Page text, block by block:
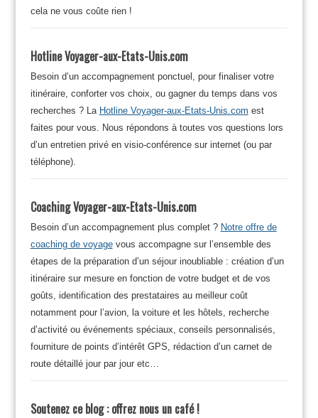
cela ne vous coûte rien !
Hotline Voyager-aux-Etats-Unis.com
Besoin d’un accompagnement ponctuel, pour finaliser votre
itinéraire, conforter vos choix, ou gagner du temps dans vos
recherches ? La Hotline Voyager-aux-Etats-Unis.com est
faites pour vous. Nous répondons à toutes vos questions lors
d’un entretien privé en visio-conférence sur internet (ou par
téléphone).
Coaching Voyager-aux-Etats-Unis.com
Besoin d’un accompagnement plus complet ? Notre offre de
coaching de voyagevous accompagne sur l’ensemble des
étapes de la préparation d’un séjour inoubliable : création d’un
itinéraire sur mesure en fonction de votre budget et de vos
goûts, identification des prestataires au meilleur coût
notamment pour l’avion, la voiture et les hôtels, recherche
d’activité ou événements spéciaux, conseils personnalisés,
fourniture de points d’intérêt GPS, rédaction d’un carnet de
route détaillé jour par jour etc…
Soutenez ce blog : offrez nous un café !